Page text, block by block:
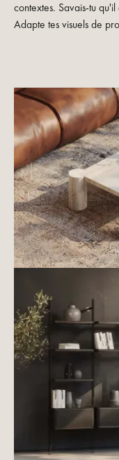
contextes. Savais-tu
Adapte tes visuels de